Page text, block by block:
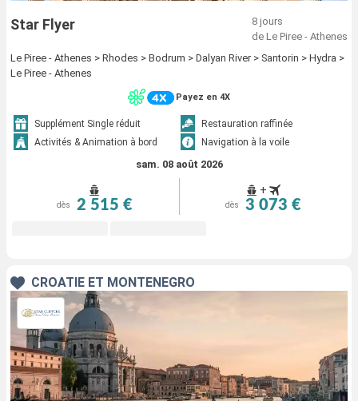
Star Flyer
8 jours
de Le Piree - Athenes
Le Piree - Athenes > Rhodes > Bodrum > Dalyan River > Santorin > Hydra >
Le Piree - Athenes
Payez en 4X
Supplément Single réduit
Restauration raffinée
Activités & Animation à bord
Navigation à la voile
sam. 08 août 2026
dès 2 515 €
+
dès 3 073 €
CROATIE ET MONTÉNÉGRO